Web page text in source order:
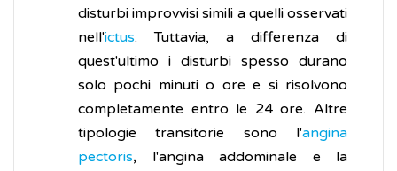
disturbi improvvisi simili a quelli osservati
nell'ictus. Tuttavia, a differenza di
quest'ultimo i disturbi spesso durano
solo pochi minuti o ore e si risolvono
completamente entro le 24 ore. Altre
tipologie transitorie sono l'angina
pectoris, l'angina addominale e la